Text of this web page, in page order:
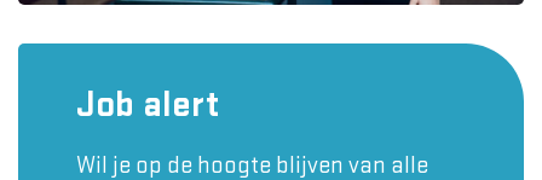
Job alert
Wil je op de hoogte blijven van alle